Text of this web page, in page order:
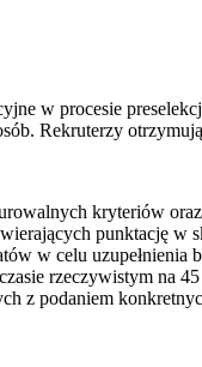
w procesie
Rekruterzy
kryteriów
punktację w
w celu
rzeczywistym na
z podaniem